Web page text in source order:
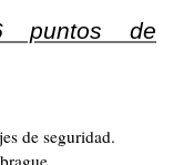
puntos de
de seguridad.